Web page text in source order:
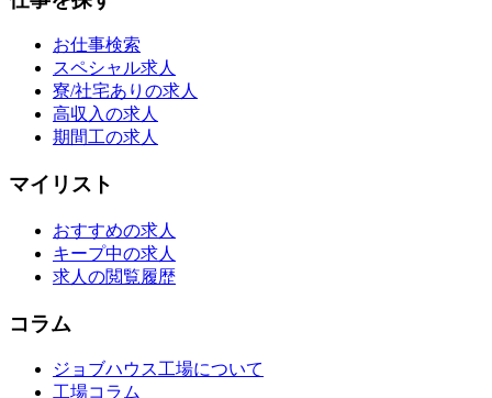
お仕事検索
スペシャル求人
寮/社宅ありの求人
高収入の求人
期間工の求人
マイリスト
おすすめの求人
キープ中の求人
求人の閲覧履歴
コラム
ジョブハウス工場について
工場コラム